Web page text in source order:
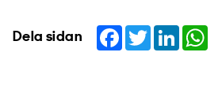
Dela sidan Facebook
TwitterLinkedIn